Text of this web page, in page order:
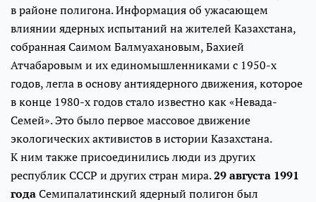
в районе полигона. Информация об ужасающем
влиянии ядерных испытаний на жителей Казахстана,
собранная Саимом Балмуахановым, Бахией
Атчабаровым и их единомышленниками с 1950-х
годов, легла в основу антиядерного движения, которое
в конце 1980-х годов стало известно как «Невада-
Семей». Это было первое массовое движение
экологических активистов в истории Казахстана.
К ним также присоединились люди из других
республик СССР и других стран мира.29 августа 1991
годаСемипалатинский ядерный полигон был